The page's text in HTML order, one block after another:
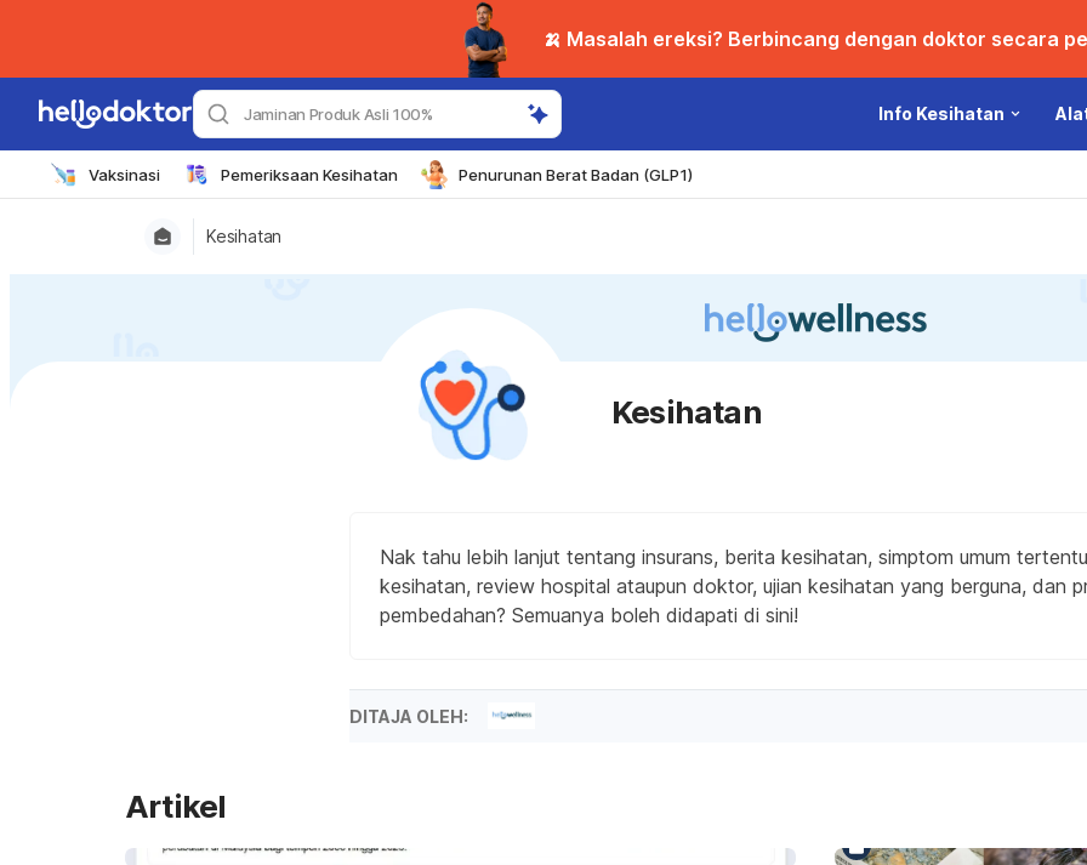
🍌 Masalah ereksi? Berbincang dengan doktor secara
Jaminan Produk Asli 100% Info Kesihatan
Vaksinasi Pemeriksaan Kesihatan Penurunan Berat Badan (GLP1)
Kesihatan
Kesihatan
Nak tahu lebih lanjut tentang insurans, berita kesihatan, simptom umum
kesihatan, review hospital ataupun doktor, ujian kesihatan yang berguna, dan
pembedahan? Semuanya boleh didapati di sini!
DITAJA OLEH:
Artikel